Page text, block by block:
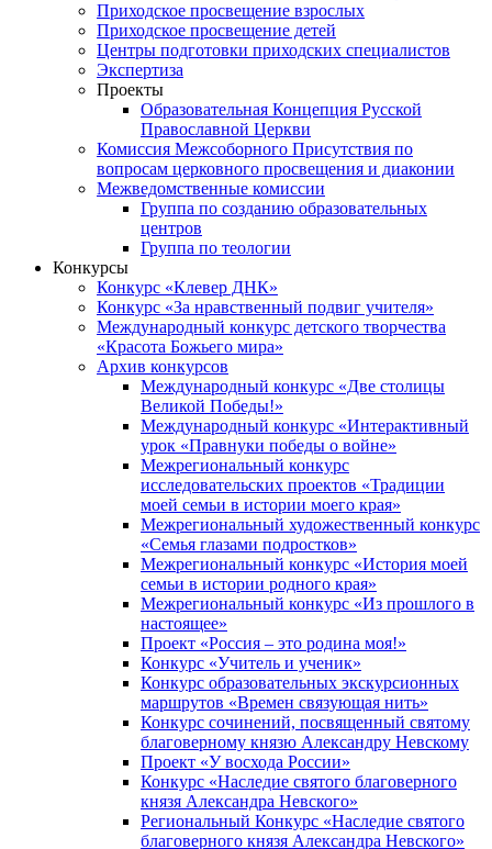
Приходское просвещение взрослых
Приходское просвещение детей
Центры подготовки приходских специалистов
Экспертиза
Проекты
Образовательная Концепция Русской
Православной Церкви
Комиссия Межсоборного Присутствия по
вопросам церковного просвещения и диаконии
Межведомственные комиссии
Группа по созданию образовательных
центров
Группа по теологии
Конкурсы
Конкурс «Клевер ДНК»
Конкурс «За нравственный подвиг учителя»
Международный конкурс детского творчества
«Красота Божьего мира»
Архив конкурсов
Международный конкурс «Две столицы
Великой Победы!»
Международный конкурс «Интерактивный
урок «Правнуки победы о войне»
Межрегиональный конкурс
исследовательских проектов «Традиции
моей семьи в истории моего края»
Межрегиональный художественный конкурс
«Семья глазами подростков»
Межрегиональный конкурс «История моей
семьи в истории родного края»
Межрегиональный конкурс «Из прошлого в
настоящее»
Проект «Россия – это родина моя!»
Конкурс «Учитель и ученик»
Конкурс образовательных экскурсионных
маршрутов «Времен связующая нить»
Конкурс сочинений, посвященный святому
благоверному князю Александру Невскому
Проект «У восхода России»
Конкурс «Наследие святого благоверного
князя Александра Невского»
Региональный Конкурс «Наследие святого
благоверного князя Александра Невского»